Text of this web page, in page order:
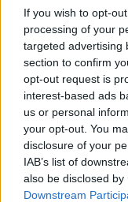
If you wish to opt-
processing of your
targeted advertising
section to confirm
opt-out request is
interest-based ads
us or personal
your opt-out. You
disclosure of your
IAB’s list of
also be disclosed
Downstream
delle emergenze
delle associazioni di
“Il contributo delle
Nicola Bertocci,
dell'Azienda USL
di forza del modello
degli autisti
conferma di una
ai cittadini un servizio